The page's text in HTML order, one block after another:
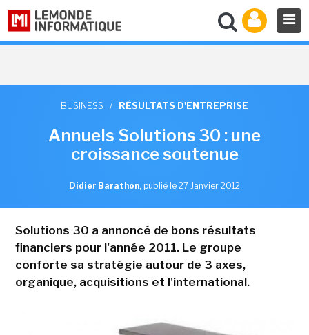
BUSINESS / RÉSULTATS D'ENTREPRISE
Annuels Solutions 30 : une
croissance soutenue
Didier Barathon, publié le 27 Janvier 2012
Solutions 30 a annoncé de bons résultats
financiers pour l'année 2011. Le groupe
conforte sa stratégie autour de 3 axes,
organique, acquisitions et l'international.